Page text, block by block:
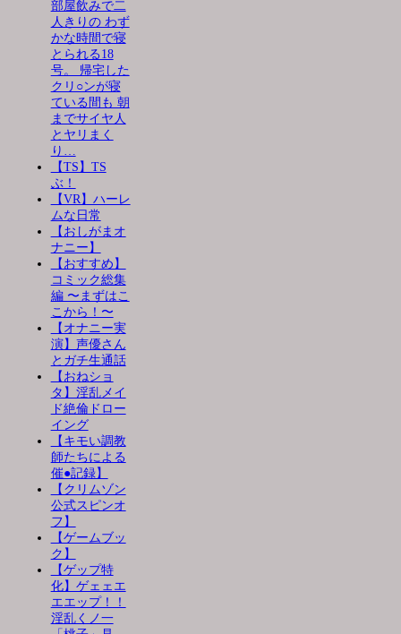
部屋飲みで二
人きりの わず
かな時間で寝
とられる18
号。 帰宅した
クリ○ンが寝
ている間も 朝
までサイヤ人
とヤリまく
り…
【TS】TS
ぶ！
【VR】ハーレ
ムな日常
【おしがまオ
ナニー】
【おすすめ】
コミック総集
編 〜まずはこ
こから！〜
【オナニー実
演】声優さん
とガチ生通話
【おねショ
タ】淫乱メイ
ド絶倫ドロー
イング
【キモい調教
師たちによる
催●記録】
【クリムゾン
公式スピンオ
フ】
【ゲームブッ
ク】
【ゲップ特
化】ゲェェエ
エエップ！！
淫乱くノ一